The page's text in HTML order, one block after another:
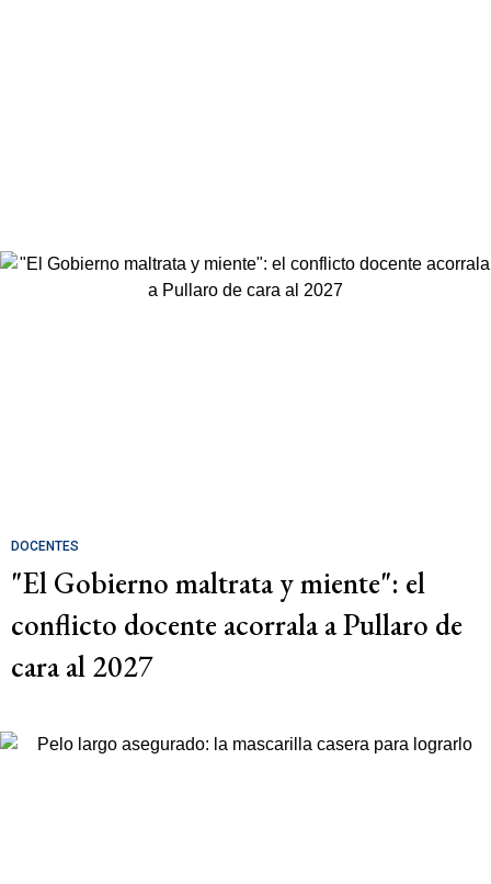
DOCENTES
"El Gobierno maltrata y miente": el
conflicto docente acorrala a Pullaro de
cara al 2027